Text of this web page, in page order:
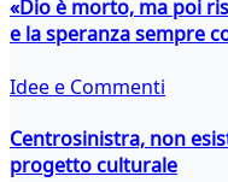
«Dio è morto, ma poi
e la speranza sempre
Idee e Commenti
Centrosinistra, non
progetto culturale